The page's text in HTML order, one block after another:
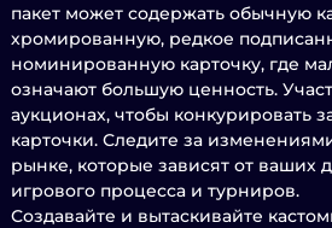
пакет может содержать обычную
хромированную, редкое
номинированную карточку, где
означают большую ценность.
аукционах, чтобы конкурировать
карточки. Следите за
рынке, которые зависят от ваших
игрового процесса и турниров.
Создавайте и вытаскивайте